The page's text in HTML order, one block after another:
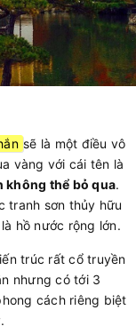
sẽ là một điều vô
vàng với cái tên là
không thể bỏ qua.
tranh sơn thủy hữu
hồ nước rộng lớn.
trúc rất cổ truyền
nhưng có tới 3
cách riêng biệt